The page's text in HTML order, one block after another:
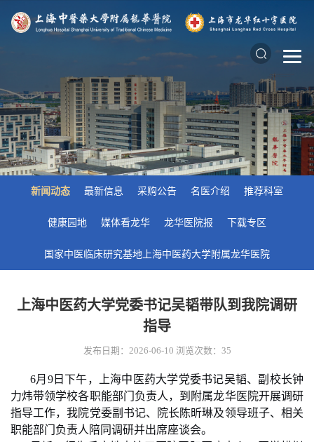
新闻动态 最新信息 采购公告 名医介绍 推荐科室
健康园地 媒体看龙华 龙华医院报 下载专区
国家中医临床研究基地上海中医药大学附属龙华医院
上海中医药大学党委书记吴韬带队到我院调研
指导
发布日期：2026-06-10 浏览次数： 35
6月9日下午，上海中医药大学党委书记吴韬、副校长钟
力炜带领学校各职能部门负责人，到附属龙华医院开展调研
指导工作，我院党委副书记、院长陈昕琳及领导班子、相关
职能部门负责人陪同调研并出席座谈会。